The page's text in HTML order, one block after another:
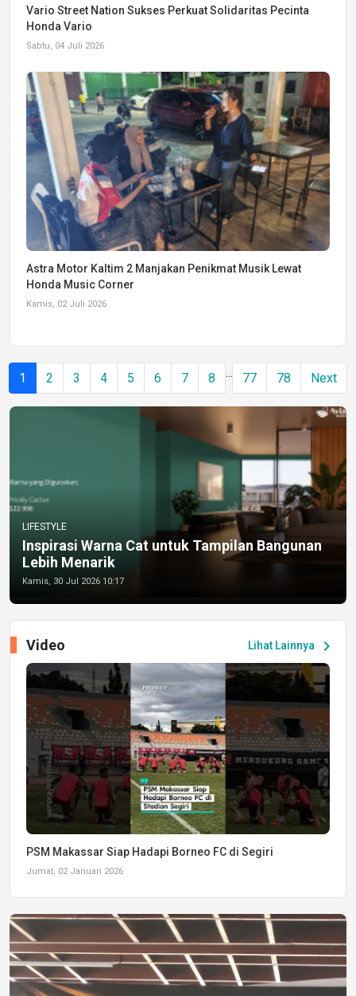
Vario Street Nation Sukses Perkuat Solidaritas Pecinta
Honda Vario
Sabtu, 04 Juli 2026
Astra Motor Kaltim 2 Manjakan Penikmat Musik Lewat
Honda Music Corner
Kamis, 02 Juli 2026
1 2 3 4 5 6 7 8 ... 77 78 Next
LIFESTYLE
Inspirasi Warna Cat untuk Tampilan Bangunan
Lebih Menarik
Kamis, 30 Jul 2026 10:17
Lihat Lainnya chevron_right
Video
PSM Makassar Siap Hadapi Borneo FC di Segiri
Jumat, 02 Januari 2026